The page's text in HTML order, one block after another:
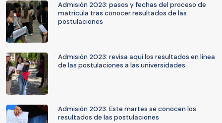
Admisión 2023: pasos y fechas del proceso de
matrícula tras conocer resultados de las
postulaciones
Admisión 2023: revisa aquí los resultados en línea
de las postulaciones a las universidades
Admisión 2023: Este martes se conocen los
resultados de las postulaciones